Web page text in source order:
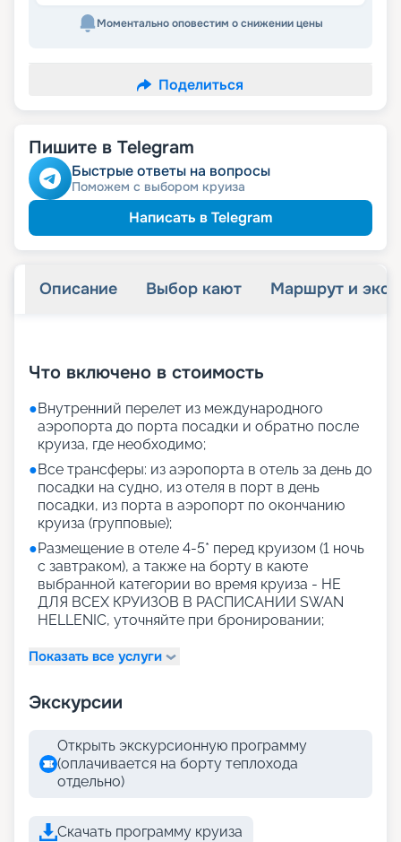
Моментально оповестим о снижении цены
Поделиться
Пишите в Telegram
Быстрые ответы на вопросы
Поможем с выбором круиза
Написать в Telegram
Описание Выбор кают Маршрут и
Что включено в стоимость
●Внутренний перелет из международного
аэропорта до порта посадки и обратно после
круиза, где необходимо;
●Все трансферы: из аэропорта в отель за день до
посадки на судно, из отеля в порт в день
посадки, из порта в аэропорт по окончанию
круиза (групповые);
●Размещение в отеле 4-5* перед круизом (1 ночь
с завтраком), а также на борту в каюте
выбранной категории во время круиза - НЕ
ДЛЯ ВСЕХ КРУИЗОВ В РАСПИСАНИИ SWAN
HELLENIC, уточняйте при бронировании;
Показать все услуги
Экскурсии
Открыть экскурсионную программу
(оплачивается на борту теплохода
отдельно)
Скачать программу круиза